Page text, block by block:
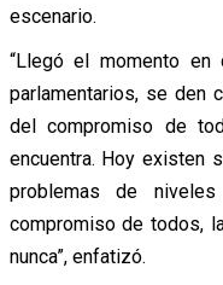
escenario.
“Llegó el momento
parlamentarios, se den
del compromiso de
encuentra. Hoy existen
problemas de
compromiso de todos,
nunca”, enfatizó.